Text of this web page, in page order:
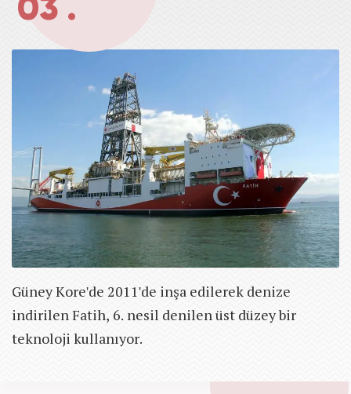
03 .
Güney Kore'de 2011'de inşa edilerek denize
indirilen Fatih, 6. nesil denilen üst düzey bir
teknoloji kullanıyor.